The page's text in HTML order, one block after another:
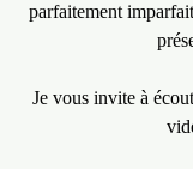
parfaitement
Je vous invite à